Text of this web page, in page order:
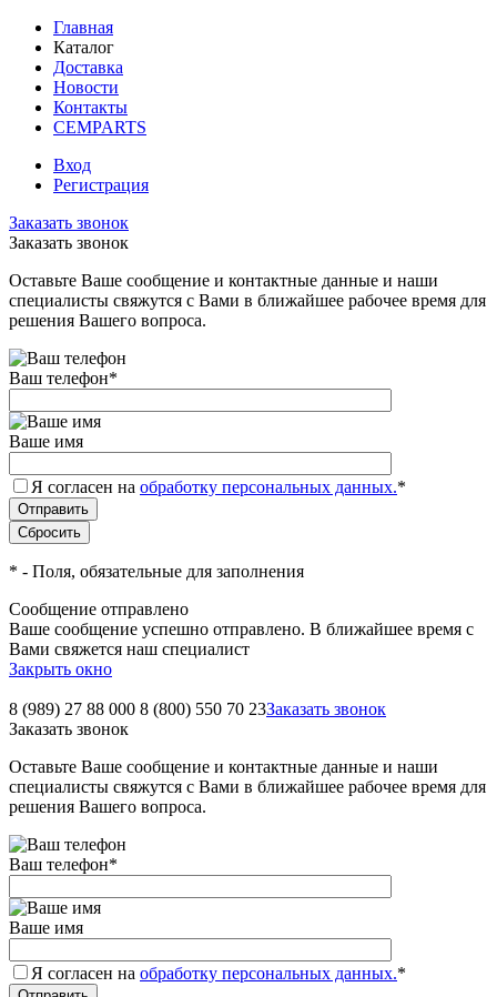
Главная
Каталог
Доставка
Новости
Контакты
CEMPARTS
Вход
Регистрация
Заказать звонок
Заказать звонок
Оставьте Ваше сообщение и контактные данные и наши
специалисты свяжутся с Вами в ближайшее рабочее время для
решения Вашего вопроса.
Ваш телефон*
Ваше имя
Я согласен на обработку персональных данных.*
* - Поля, обязательные для заполнения
Сообщение отправлено
Ваше сообщение успешно отправлено. В ближайшее время с
Вами свяжется наш специалист
Закрыть окно
8 (989) 27 88 000 8 (800) 550 70 23Заказать звонок
Заказать звонок
Оставьте Ваше сообщение и контактные данные и наши
специалисты свяжутся с Вами в ближайшее рабочее время для
решения Вашего вопроса.
Ваш телефон*
Ваше имя
Я согласен на обработку персональных данных.*